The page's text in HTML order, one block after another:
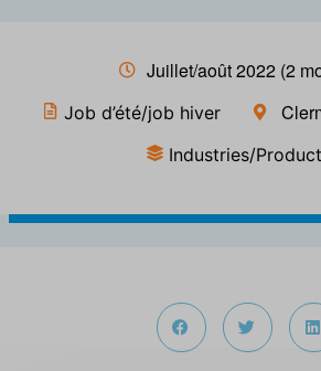
Juillet/août 2022 (2
Job d’été/job hiver
Industries/